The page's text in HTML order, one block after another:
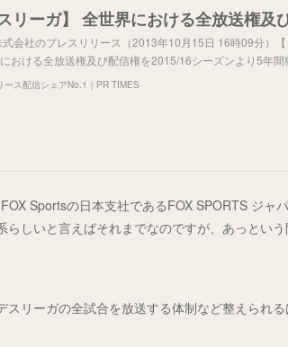
式会社のプレスリリース（2013年10月15日 16時09分）
おける全放送権及び配信権を2015/16シーズンより5年間
ース配信シェアNo.1｜PR TIMES
Sportsの日本支社であるFOX SPORTS ジャ
しいと言えばそれまでなのですが、あっとい
リーガの全試合を放送する体制など整えられ